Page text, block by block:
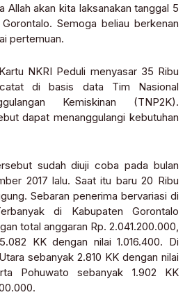
Allah akan kita laksanakan tanggal 5
Semoga beliau berkenan
pertemuan.
NKRI Peduli menyasar 35 Ribu
di basis data Tim Nasional
Kemiskinan (TNP2K).
dapat menanggulangi kebutuhan
sudah diuji coba pada bulan
2017 lalu. Saat itu baru 20 Ribu
Sebaran penerima bervariasi di
di Kabupaten Gorontalo
total anggaran Rp. 2.041.200.000,
KK dengan nilai 1.016.400. Di
sebanyak 2.810 KK dengan nilai
Pohuwato sebanyak 1.902 KK